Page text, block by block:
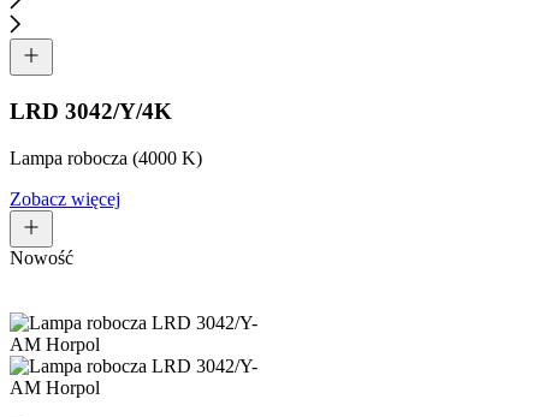
LRD 3042/Y/4K
Lampa robocza (4000 K)
Zobacz więcej
Nowość